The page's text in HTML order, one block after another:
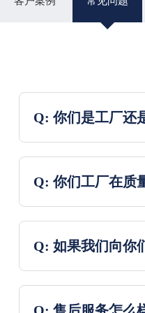
Q: 你们是工厂还
Q: 你们工厂在质
Q: 如果我们向你